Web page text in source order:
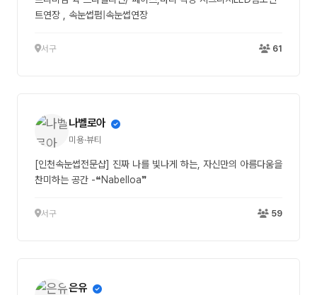
트연장 , 속눈썹펌|속눈썹연장
서구 61
나벨로아
미용·뷰티
[인천속눈썹전문샵] 진짜 나를 빛나게 하는, 자신만의 아름다움을
찬미하는 공간 -❝Nabelloa❞
서구 59
은유